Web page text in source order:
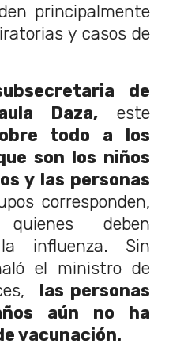
principalmente
y casos de
de
Daza, este
todo a los
son los niños
y las personas
corresponden,
deben
influenza. Sin
el ministro de
las personas
aún no ha
vacunación.